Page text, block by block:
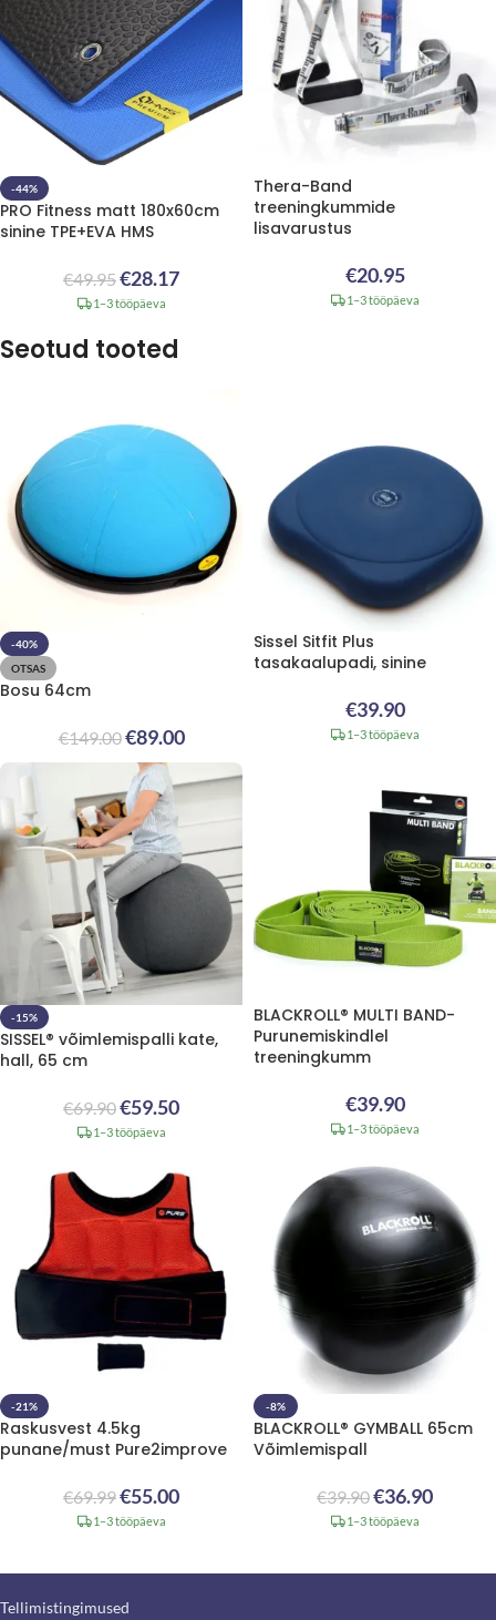
-44%
PRO Fitness matt 180x60cm
sinine TPE+EVA HMS
€49.95€28.17
1–3 tööpäeva
Thera-Band
treeningkummide
lisavarustus
€20.95
1–3 tööpäeva
Seotud tooted
-40%
OTSAS
Bosu 64cm
€149.00€89.00
Sissel Sitfit Plus
tasakaalupadi, sinine
€39.90
1–3 tööpäeva
-15%
SISSEL® võimlemispalli kate,
hall, 65 cm
€69.90€59.50
1–3 tööpäeva
BLACKROLL® MULTI BAND-
Purunemiskindlel
treeningkumm
€39.90
1–3 tööpäeva
-21%
Raskusvest 4.5kg
punane/must Pure2improve
€69.99€55.00
1–3 tööpäeva
-8%
BLACKROLL® GYMBALL 65cm
Võimlemispall
€39.90€36.90
1–3 tööpäeva
Tellimistingimused